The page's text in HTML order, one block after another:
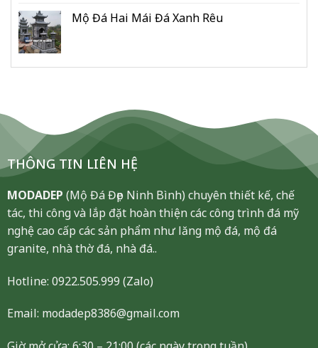
Mộ Đá Hai Mái Đá Xanh Rêu
THÔNG TIN LIÊN HỆ
MODADEP (Mộ Đá Đẹp Ninh Bình) chuyên thiết kế, chế
tác, thi công và lắp đặt hoàn thiện các công trình đá mỹ
nghệ cao cấp các sản phẩm như lăng mộ đá, mộ đá
granite, nhà thờ đá, nhà đá..
Hotline: 0922.505.999 (Zalo)
Email: modadep8386@gmail.com